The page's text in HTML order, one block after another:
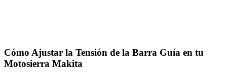
Cómo Ajustar la Tensión de la Barra Guía en tu
Motosierra Makita